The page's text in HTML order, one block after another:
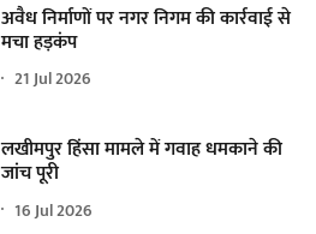
अवैध निर्माणों पर नगर निगम की कार्रवाई से
मचा हड़कंप
21 Jul 2026
लखीमपुर हिंसा मामले में गवाह धमकाने की
जांच पूरी
16 Jul 2026